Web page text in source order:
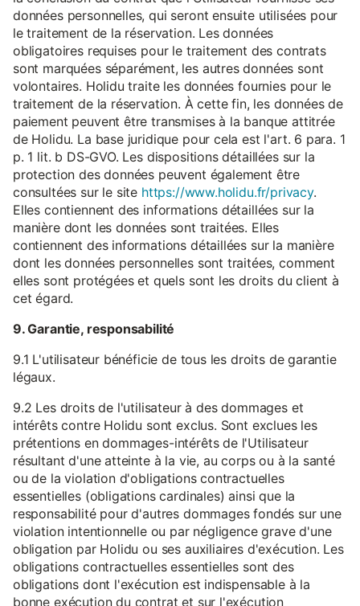
données personnelles, qui seront ensuite utilisées pour
le traitement de la réservation. Les données
obligatoires requises pour le traitement des contrats
sont marquées séparément, les autres données sont
volontaires. Holidu traite les données fournies pour le
traitement de la réservation. À cette fin, les données de
paiement peuvent être transmises à la banque attitrée
de Holidu. La base juridique pour cela est l'art. 6 para. 1
p. 1 lit. b DS-GVO. Les dispositions détaillées sur la
protection des données peuvent également être
consultées sur le site https://www.holidu.fr/privacy.
Elles contiennent des informations détaillées sur la
manière dont les données sont traitées. Elles
contiennent des informations détaillées sur la manière
dont les données personnelles sont traitées, comment
elles sont protégées et quels sont les droits du client à
cet égard.
9. Garantie, responsabilité
9.1 L'utilisateur bénéficie de tous les droits de garantie
légaux.
9.2 Les droits de l'utilisateur à des dommages et
intérêts contre Holidu sont exclus. Sont exclues les
prétentions en dommages-intérêts de l'Utilisateur
résultant d'une atteinte à la vie, au corps ou à la santé
ou de la violation d'obligations contractuelles
essentielles (obligations cardinales) ainsi que la
responsabilité pour d'autres dommages fondés sur une
violation intentionnelle ou par négligence grave d'une
obligation par Holidu ou ses auxiliaires d'exécution. Les
obligations contractuelles essentielles sont des
obligations dont l'exécution est indispensable à la
bonne exécution du contrat et sur l'exécution